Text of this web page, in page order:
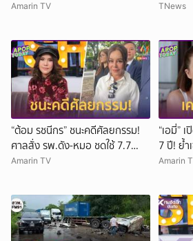
Amarin TV TNews
“ต้อม รชนีกร” ชนะคดีศัลยกรรม!
ศาลสั่ง รพ.ดัง-หมอ ชดใช้ 7.7
ล้าน
Amarin TV
“เอมี่”
7 ปี! ย้ำ
Amarin